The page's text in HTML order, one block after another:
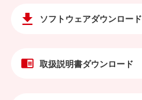
ソフトウェアダウンロード
取扱説明書ダウンロード